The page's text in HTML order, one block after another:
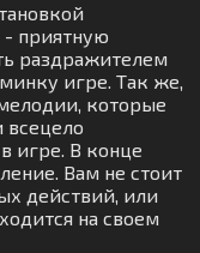
- приятную
раздражителем
игре. Так же,
которые
всецело
игре. В конце
Вам не стоит
действий, или
на своем